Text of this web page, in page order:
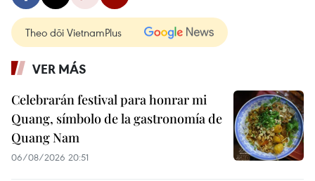
Theo dõi VietnamPlus
VER MÁS
Celebrarán festival para honrar mi
Quang, símbolo de la gastronomía de
Quang Nam
06/08/2026 20:51